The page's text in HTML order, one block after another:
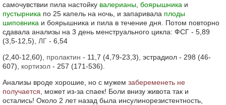
самочувствии пила настойку валерианы боярышника и
пустырника по 25 капель на ночь, и запаривала плоды
шиповника и боярышника и пила в течение дня. Потом повторно
сдавала анализы на 3 день менструального цикла: ФСГ - 5,89
(3,5-12,5), ЛГ - 6,54
(2,40-12,60), пролактин - 11,7 (4,79-23,3), эстрадиол - 298 (46-
607), кортизол - 257 (171-536).
Анализы вроде хорошие, но с мужем забеременеть не
получается , может из-за спаек! Боли внизу живота так и
остались! Около 2 лет назад была инсулинорезистентность,